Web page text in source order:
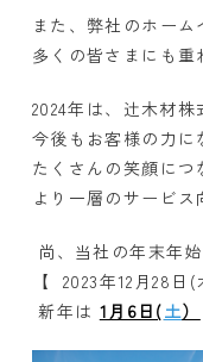
また、弊社のホー
多くの皆さまにも重
2024年は、辻木材株
今後もお客様の力に
たくさんの笑顔につ
より一層のサービス
尚、当社の年末年
【2023年12 月28 日 (
新年は 1月6日(土）